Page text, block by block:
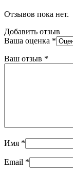
Отзывов пока нет.
Добавить отзыв
Ваша оценка *
Ваш отзыв *
Имя *
Email *